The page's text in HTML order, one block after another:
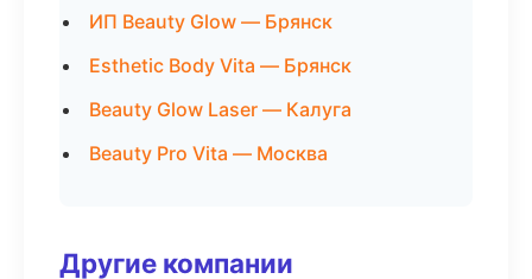
ИП Beauty Glow — Брянск
Esthetic Body Vita — Брянск
Beauty Glow Laser — Калуга
Beauty Pro Vita — Москва
Другие компании